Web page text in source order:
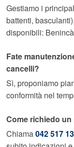
Gestiamo i
battenti,
disponibili:
Fate
cancelli?
Sì, proponiamo
conformità nel
Come richiedo
Chiama042 517